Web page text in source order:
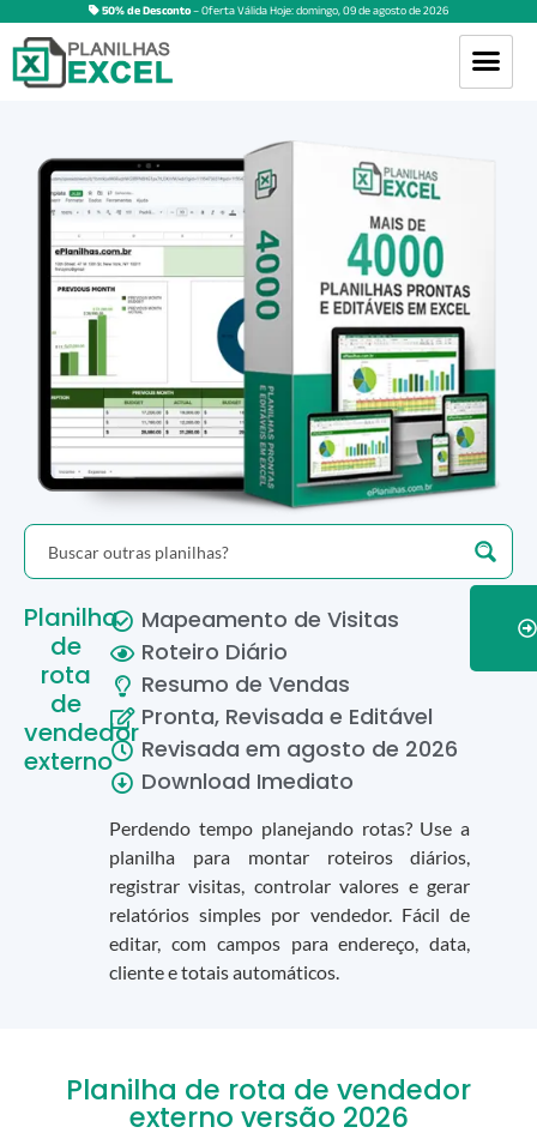
50% de Desconto– Oferta Válida Hoje:domingo,09deagostode2026
Planilha
de
rota
de
vendedor
externo
Mapeamento de Visitas
Roteiro Diário
Resumo de Vendas
Pronta, Revisada e Editável
Revisada em agosto de 2026
Download Imediato
Perdendo tempo planejando rotas? Use a
planilha para montar roteiros diários,
registrar visitas, controlar valores e gerar
relatórios simples por vendedor. Fácil de
editar, com campos para endereço, data,
cliente e totais automáticos.
Planilha de rota de vendedor
externo versão 2026